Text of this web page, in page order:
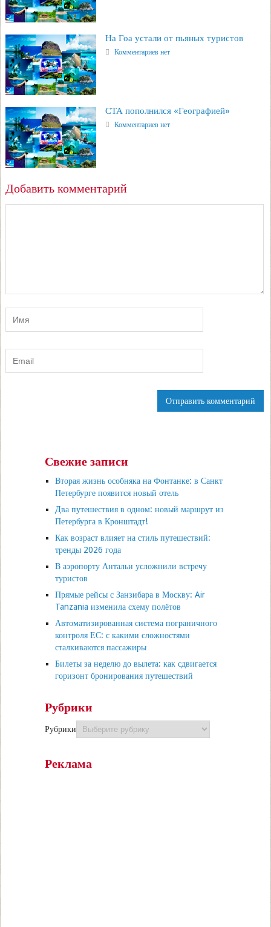
На Гоа устали от пьяных туристов
Комментариев нет
СТА пополнился «Географией»
Комментариев нет
Добавить комментарий
Свежие записи
Вторая жизнь особняка на Фонтанке: в Санкт
Петербурге появится новый отель
Два путешествия в одном: новый маршрут из
Петербурга в Кронштадт!
Как возраст влияет на стиль путешествий:
тренды 2026 года
В аэропорту Антальи усложнили встречу
туристов
Прямые рейсы с Занзибара в Москву: Air
Tanzania изменила схему полётов
Автоматизированная система пограничного
контроля ЕС: с какими сложностями
сталкиваются пассажиры
Билеты за неделю до вылета: как сдвигается
горизонт бронирования путешествий
Рубрики
Рубрики
Реклама